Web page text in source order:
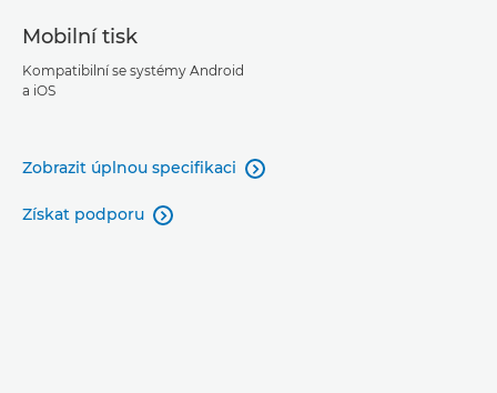
Mobilní tisk
Kompatibilní se systémy Android
a iOS
Zobrazit úplnou specifikaci 
Získat podporu 